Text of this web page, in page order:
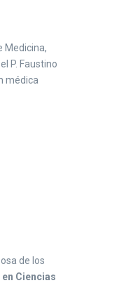
Medicina,
P. Faustino
médica
de los
Ciencias